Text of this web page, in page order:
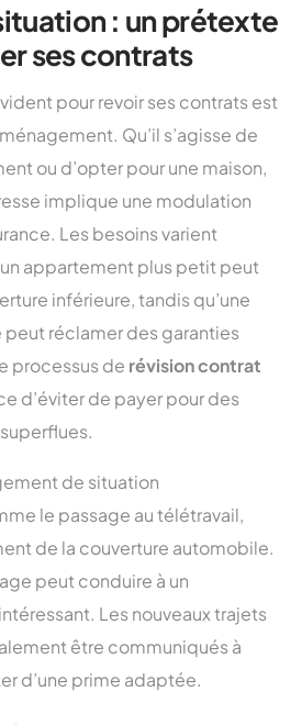
: un prétexte
ses contrats
pour revoir ses contrats est
Qu’il s’agisse de
ou d’opter pour une maison,
implique une modulation
Les besoins varient
appartement plus petit peut
inférieure, tandis qu’une
réclamer des garanties
processus de révision contrat
d’éviter de payer pour des
de situation
le passage au télétravail,
de la couverture automobile.
peut conduire à un
Les nouveaux trajets
être communiqués à
d’une prime adaptée.